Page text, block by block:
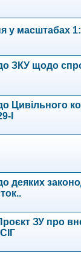
у масштабах
ЗКУ щодо
Цивільного
I
деяких
ЗУ про